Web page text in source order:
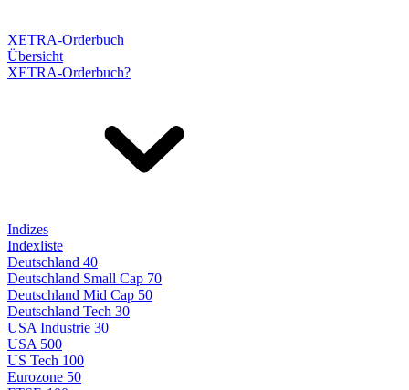
XETRA-Orderbuch
Übersicht
XETRA-Orderbuch?
Indizes
Indexliste
Deutschland 40
Deutschland Small Cap 70
Deutschland Mid Cap 50
Deutschland Tech 30
USA Industrie 30
USA 500
US Tech 100
Eurozone 50